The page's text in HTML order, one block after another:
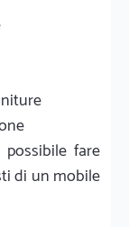
fare
di un mobile